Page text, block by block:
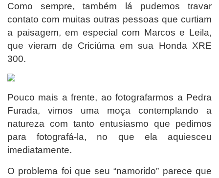
Como sempre, também lá pudemos travar
contato com muitas outras pessoas que curtiam
a paisagem, em especial com Marcos e Leila,
que vieram de Criciúma em sua Honda XRE
300.
Pouco mais a frente, ao fotografarmos a Pedra
Furada, vimos uma moça contemplando a
natureza com tanto entusiasmo que pedimos
para fotografá-la, no que ela aquiesceu
imediatamente.
O problema foi que seu “namorido” parece que